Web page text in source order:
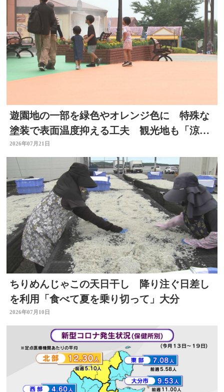
遊園地の一部を緑色やオレンジ色に 特殊な
塗装で表面温度抑える工夫 観光地も「涼」
PRで集客図る 大分
2026年07月21日
ちりめんじゃこの天日干し 降り注ぐ日差し
を利用「食べて夏を乗り切って」大分
2026年07月10日